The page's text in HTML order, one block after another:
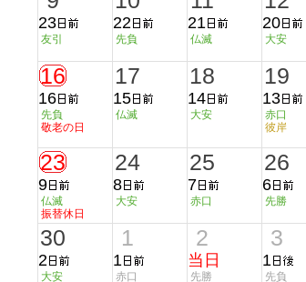
23
友引
22
先負
21
仏滅
20
大安
16
16
先負
敬老の日
17
15
仏滅
18
14
大安
19
13
赤口
彼岸
23
9
仏滅
振替休日
24
8
大安
25
7
赤口
26
6
先勝
30
2
大安
1
1
赤口
2
当日
先勝
3
1
先負